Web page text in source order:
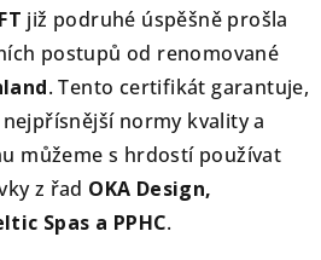
již podruhé úspěšně prošla
postupů od renomované
. Tento certifikát garantuje,
normy kvality a
můžeme s hrdostí používat
z řad OKA Design,
Spas a PPHC.